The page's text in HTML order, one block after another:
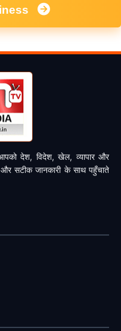
देश, विदेश, खेल, व्यापार और
सटीक जानकारी के साथ पहुँचाते